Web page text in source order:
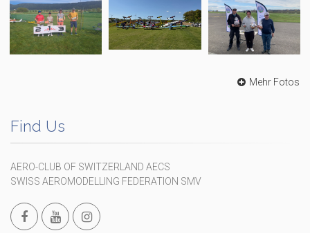
Mehr Fotos
Find Us
AERO-CLUB OF SWITZERLAND AECS
SWISS AEROMODELLING FEDERATION SMV